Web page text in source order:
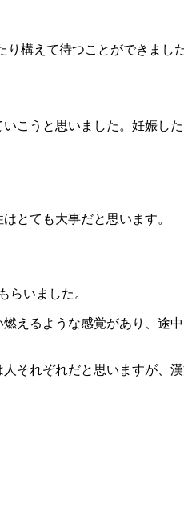
構えて待つことができまし
こうと思いました。妊娠し
とても大事だと思います。
らいました。
えるような感覚があり、途
それぞれだと思いますが、